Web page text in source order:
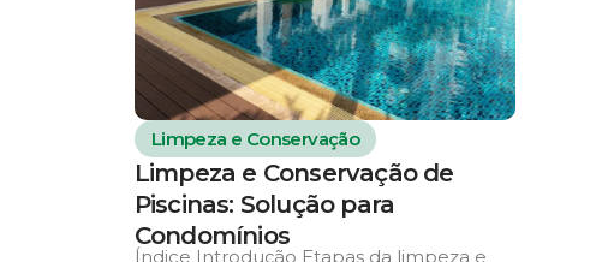
Limpeza e Conservação
Limpeza e Conservação de
Piscinas: Solução para
Condomínios
Índice Introdução Etapas da limpeza e